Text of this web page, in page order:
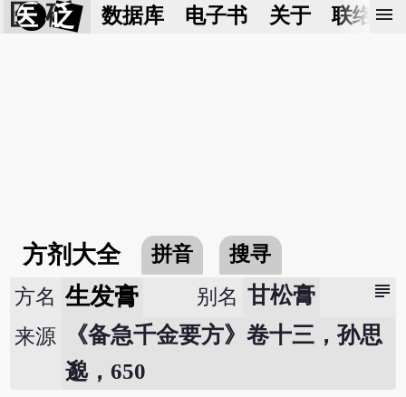
医 砭 数据库 电子书 关于 联络我
menu
方剂大全 拼音 搜寻
subject
方名 生发膏 别名 甘松膏
来源
《备急千金要方》卷十三，孙思
邈，650